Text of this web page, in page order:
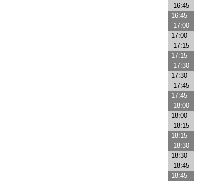
16:45
16:45 -
17:00
17:00 -
17:15
17:15 -
17:30
17:30 -
17:45
17:45 -
18:00
18:00 -
18:15
18:15 -
18:30
18:30 -
18:45
18:45 -